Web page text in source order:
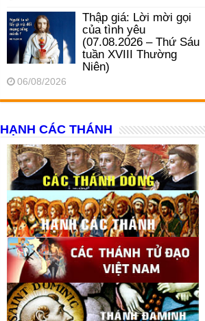
Thập giá: Lời mời gọi
của tình yêu
(07.08.2026 – Thứ Sáu
tuần XVIII Thường
Niên)
06/08/2026
HẠNH CÁC THÁNH